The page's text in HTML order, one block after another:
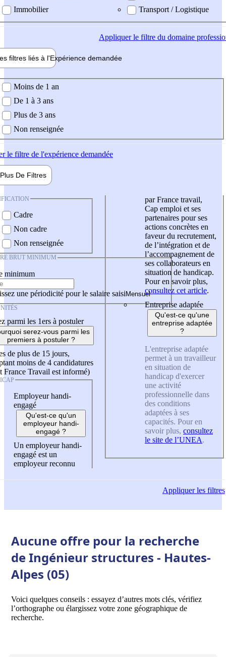
Immobilier
Transport / Logistique
Appliquerle filtre du domaine
filtres liés à l'Expérience demandée
demandée
Moins de 1 an
De 1 à 3 ans
Plus de 3 ans
Non renseignée
le filtre de l'expérience demandée
Plus De Filtres
Cadre
Non cadre
Non renseignée
BRUT MINIMUM
minimum
une périodicité pour le salaire saisi
parmi les 1ers à postuler
serez-vous parmi les
premiers à postuler ?
de plus de 15 jours,
moins de 4 candidatures
France Travail est informé)
Employeur handi-
engagé
Qu'est-ce qu'un
employeur handi-
engagé ?
Un employeur handi-
engagé est un
employeur reconnu
par France travail,
Cap emploi et ses
partenaires pour ses
actions concrètes en
faveur du recrutement,
de l’intégration et de
l’accompagnement de
ses collaborateurs en
situation de handicap.
Pour en savoir plus,
consultez cet article.
Entreprise adaptée
Qu'est-ce qu'une
entreprise adaptée
?
L'entreprise adaptée
permet à un travailleur
en situation de
handicap d'exercer
une activité
professionnelle dans
des conditions
adaptées à ses
capacités. Pour en
savoir plus, consultez
le site de l’UNEA.
Appliquerles filtres
Aucune offre pour la recherche
de Ingénieur structures - Hautes-
Alpes (05)
Voici quelques conseils : essayez d’autres mots clés, vérifiez
l’orthographe ou élargissez votre zone géographique de
recherche.